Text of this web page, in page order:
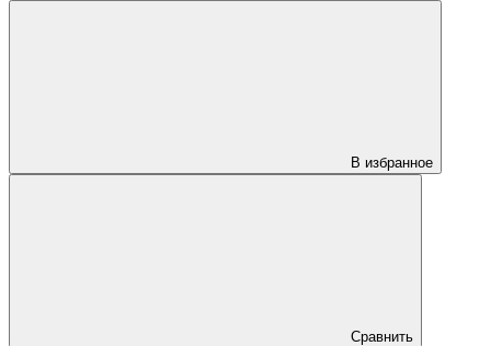
В избранное
Сравнить